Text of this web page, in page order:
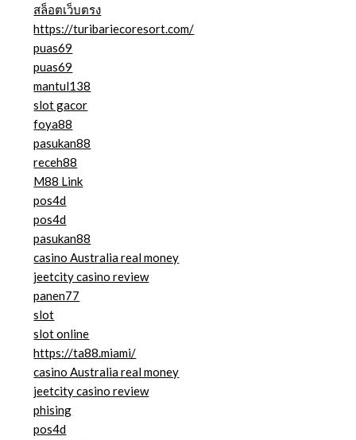
สล็อตเว็บตรง
https://turibariecoresort.com/
puas69
puas69
mantul138
slot gacor
foya88
pasukan88
receh88
M88 Link
pos4d
pos4d
pasukan88
casino Australia real money
jeetcity casino review
panen77
slot
slot online
https://ta88.miami/
casino Australia real money
jeetcity casino review
phising
pos4d